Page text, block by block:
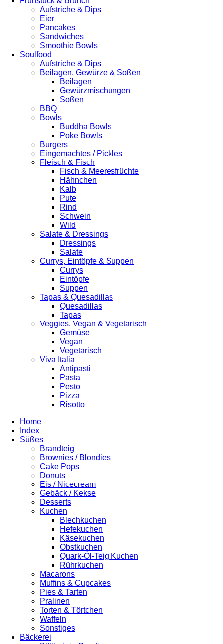
Aufstriche & Dips
Eier
Pancakes
Sandwiches
Smoothie Bowls
Soulfood
Aufstriche & Dips
Beilagen, Gewürze & Soßen
Beilagen
Gewürzmischungen
Soßen
BBQ
Bowls
Buddha Bowls
Poke Bowls
Burgers
Eingemachtes / Pickles
Fleisch & Fisch
Fisch & Meeresfrüchte
Hähnchen
Kalb
Pute
Rind
Schwein
Wild
Salate & Dressings
Dressings
Salate
Currys, Eintöpfe & Suppen
Currys
Eintöpfe
Suppen
Tapas & Quesadillas
Quesadillas
Tapas
Veggies, Vegan & Vegetarisch
Gemüse
Vegan
Vegetarisch
Viva Italia
Antipasti
Pasta
Pesto
Pizza
Risotto
Home
Index
Süßes
Brandteig
Brownies / Blondies
Cake Pops
Donuts
Eis / Nicecream
Gebäck / Kekse
Desserts
Kuchen
Blechkuchen
Hefekuchen
Käsekuchen
Obstkuchen
Quark-Öl-Teig Kuchen
Rührkuchen
Macarons
Muffins & Cupcakes
Pies & Tarten
Pralinen
Torten & Törtchen
Waffeln
Sonstiges
Bäckerei